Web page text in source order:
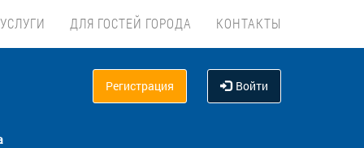
УСЛУГИ ДЛЯ ГОСТЕЙ ГОРОДА КОНТАКТЫ
Регистрация Войти